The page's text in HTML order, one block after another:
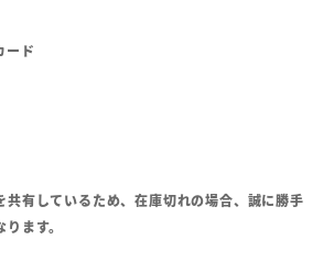
ード
共有しているため、在庫切れの場合、誠に勝手
ます。